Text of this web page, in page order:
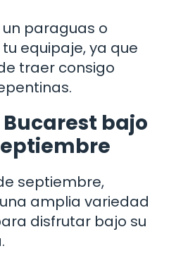
un paraguas o
equipaje, ya que
traer consigo
bajo
septiembre,
amplia variedad
disfrutar bajo su